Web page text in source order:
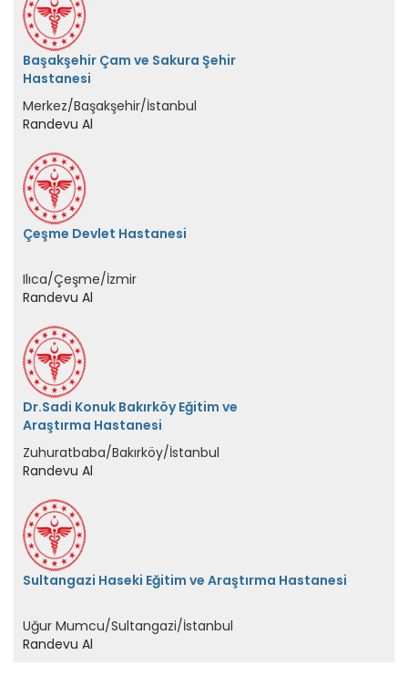
Başakşehir Çam ve Sakura Şehir
Hastanesi
Merkez/Başakşehir/İstanbul
Randevu Al
Çeşme Devlet Hastanesi
Ilıca/Çeşme/İzmir
Randevu Al
Dr.Sadi Konuk Bakırköy Eğitim ve
Araştırma Hastanesi
Zuhuratbaba/Bakırköy/İstanbul
Randevu Al
Sultangazi Haseki Eğitim ve Araştırma Hastanesi
Uğur Mumcu/Sultangazi/İstanbul
Randevu Al